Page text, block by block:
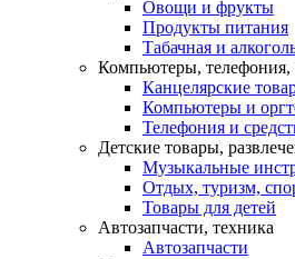
Овощи и фрукты
Продукты питания
Табачная и
Компьютеры, телефония,
Канцелярские
Компьютеры и
Телефония и
Детские товары,
Музыкальные
Отдых, туризм,
Товары для детей
Автозапчасти, техника
Автозапчасти